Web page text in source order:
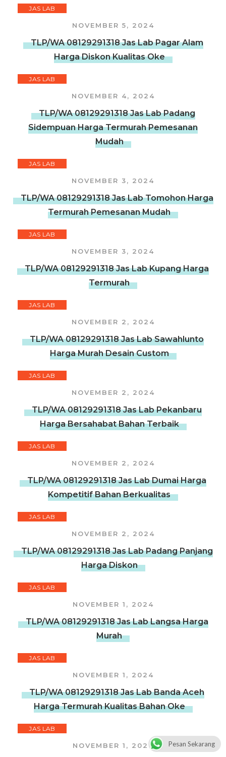
JAS LAB
NOVEMBER 5, 2024
TLP/WA 08129291318 Jas Lab Pagar Alam
Harga Diskon Kualitas Oke
JAS LAB
NOVEMBER 4, 2024
TLP/WA 08129291318 Jas Lab Padang
Sidempuan Harga Termurah Pemesanan
Mudah
JAS LAB
NOVEMBER 3, 2024
TLP/WA 08129291318 Jas Lab Tomohon Harga
Termurah Pemesanan Mudah
JAS LAB
NOVEMBER 3, 2024
TLP/WA 08129291318 Jas Lab Kupang Harga
Termurah
JAS LAB
NOVEMBER 2, 2024
TLP/WA 08129291318 Jas Lab Sawahlunto
Harga Murah Desain Custom
JAS LAB
NOVEMBER 2, 2024
TLP/WA 08129291318 Jas Lab Pekanbaru
Harga Bersahabat Bahan Terbaik
JAS LAB
NOVEMBER 2, 2024
TLP/WA 08129291318 Jas Lab Dumai Harga
Kompetitif Bahan Berkualitas
JAS LAB
NOVEMBER 2, 2024
TLP/WA 08129291318 Jas Lab Padang Panjang
Harga Diskon
JAS LAB
NOVEMBER 1, 2024
TLP/WA 08129291318 Jas Lab Langsa Harga
Murah
JAS LAB
NOVEMBER 1, 2024
TLP/WA 08129291318 Jas Lab Banda Aceh
Harga Termurah Kualitas Bahan Oke
JAS LAB
NOVEMBER 1, 2024 Pesan Sekarang